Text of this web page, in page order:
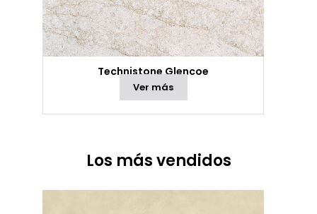
Technistone Glencoe
Ver más
Los más vendidos